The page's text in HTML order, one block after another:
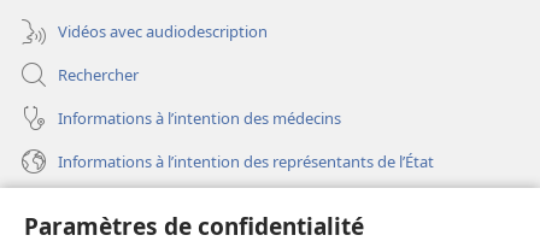
Paramètres de confidentialité
Vidéos avec audiodescription
Rechercher
Informations à l’intention des médecins
Informations à l’intention des représentants de l’État